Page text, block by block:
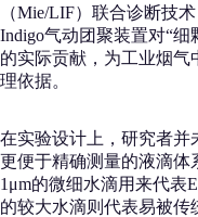
（Mie/LIF）联合诊断技
Indigo气动团聚装置对“
的实际贡献，为工业烟气
理依据。
在实验设计上，研究者并
更便于精确测量的液滴体
1μm的微细水滴用来代表
的较大水滴则代表易被